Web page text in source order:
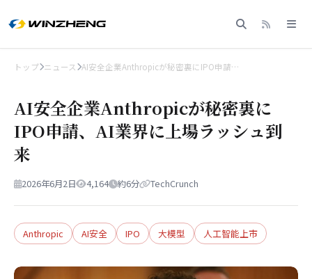
トップ ニュース AI安全企業Anthropicが秘密裏にIPO申請…
AI安全企業Anthropicが秘密裏に
IPO申請、AI業界に上場ラッシュ到
来
2026年6月2日 4,164 約6分 TechCrunch
Anthropic AI安全 IPO 大模型 人工智能上市